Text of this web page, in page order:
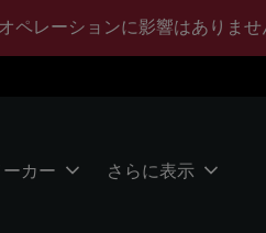
ペレーションに影響はありませ
ーカー さらに表示